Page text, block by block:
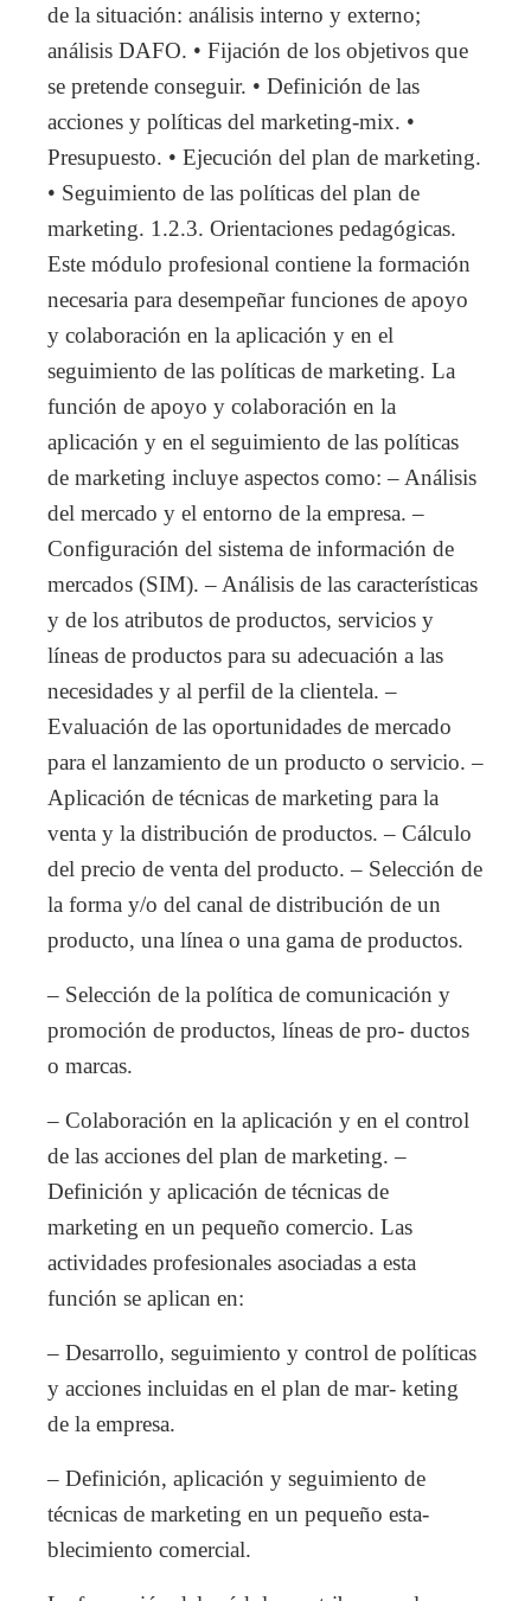
de la situación: análisis interno y externo;
análisis DAFO. • Fijación de los objetivos que
se pretende conseguir. • Definición de las
acciones y políticas del marketing-mix. •
Presupuesto. • Ejecución del plan de marketing.
• Seguimiento de las políticas del plan de
marketing. 1.2.3. Orientaciones pedagógicas.
Este módulo profesional contiene la formación
necesaria para desempeñar funciones de apoyo
y colaboración en la aplicación y en el
seguimiento de las políticas de marketing. La
función de apoyo y colaboración en la
aplicación y en el seguimiento de las políticas
de marketing incluye aspectos como: – Análisis
del mercado y el entorno de la empresa. –
Configuración del sistema de información de
mercados (SIM). – Análisis de las características
y de los atributos de productos, servicios y
líneas de productos para su adecuación a las
necesidades y al perfil de la clientela. –
Evaluación de las oportunidades de mercado
para el lanzamiento de un producto o servicio. –
Aplicación de técnicas de marketing para la
venta y la distribución de productos. – Cálculo
del precio de venta del producto. – Selección de
la forma y/o del canal de distribución de un
producto, una línea o una gama de productos.
– Selección de la política de comunicación y
promoción de productos, líneas de pro- ductos
o marcas.
– Colaboración en la aplicación y en el control
de las acciones del plan de marketing. –
Definición y aplicación de técnicas de
marketing en un pequeño comercio. Las
actividades profesionales asociadas a esta
función se aplican en:
– Desarrollo, seguimiento y control de políticas
y acciones incluidas en el plan de mar- keting
de la empresa.
– Definición, aplicación y seguimiento de
técnicas de marketing en un pequeño esta-
blecimiento comercial.